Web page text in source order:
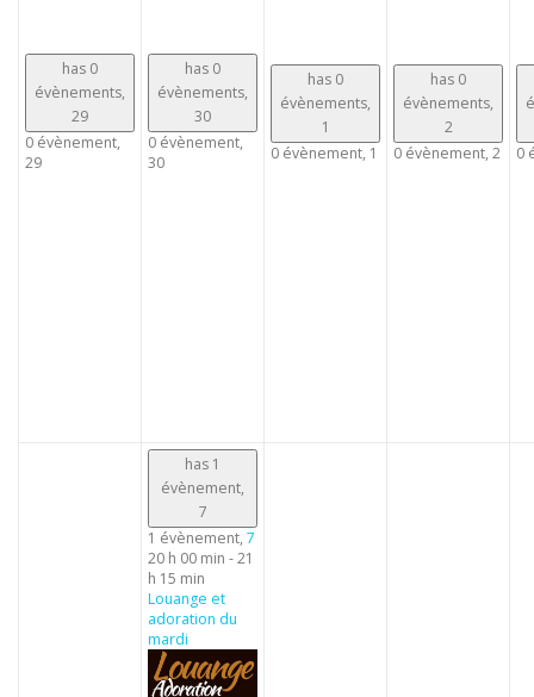
has 0
évènements,
29
0 évènement,
29
has 0
évènements,
30
0 évènement,
30
has 0
évènements,
1
0 évènement, 1
has 0
évènements,
2
0 évènement, 2 0
has 1
évènement,
7
1 évènement, 7
20 h 00 min -21
h 15 min
Louange et
adoration du
mardi